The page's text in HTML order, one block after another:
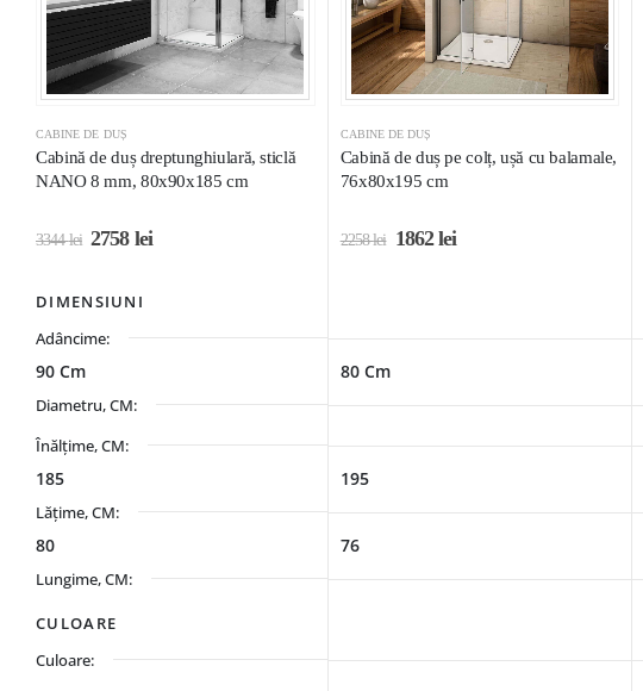
CABINE DE DUȘ
Cabină de duș dreptunghiulară, sticlă
NANO 8 mm, 80x90x185 cm
3344lei 2758 lei
CABINE DE DUȘ
Cabină de duș pe colț, ușă cu balamale,
76x80x195 cm
2258lei 1862lei
DIMENSIUNI
Adâncime:
90 Cm 80 Cm
Diametru, CM:
Înălțime, CM:
185 195
Lățime, CM:
80 76
Lungime, CM:
CULOARE
Culoare: